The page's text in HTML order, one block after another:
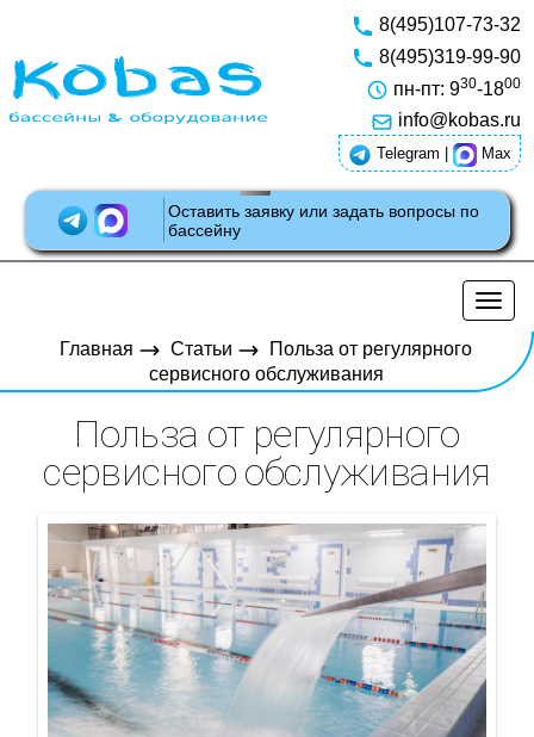
Оставить заявку или задать вопросы по
бассейну
8(495)107-73-32
8(495)319-99-90
пн-пт: 930-1800
info@kobas.ru
Telegram Max
Главная
Статьи
Польза от регулярного
сервисного обслуживания
Польза от регулярного
сервисного обслуживания